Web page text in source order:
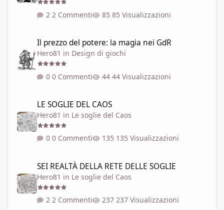
2 Commenti 85 Visualizzazioni
Il prezzo del potere: la magia nei GdR
Hero81 in Design di giochi
0 Commenti 44 Visualizzazioni
LE SOGLIE DEL CAOS
Hero81 in Le soglie del Caos
0 Commenti 135 Visualizzazioni
SEI REALTÀ DELLA RETE DELLE SOGLIE
Hero81 in Le soglie del Caos
2 Commenti 237 Visualizzazioni